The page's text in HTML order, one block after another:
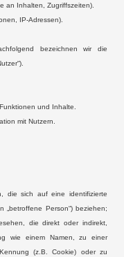
an Inhalten, Zugriffszeiten).
IP-Adressen).
bezeichnen wir die
und Inhalte.
mit Nutzern.
die sich auf eine identifizierte
„betroffene Person“) beziehen;
die direkt oder indirekt,
wie einem Namen, zu einer
(z.B. Cookie) oder zu